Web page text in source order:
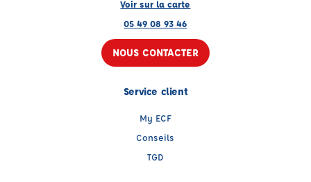
Voir sur la carte
05 49 08 93 46
NOUS CONTACTER
Service client
My ECF
Conseils
TGD